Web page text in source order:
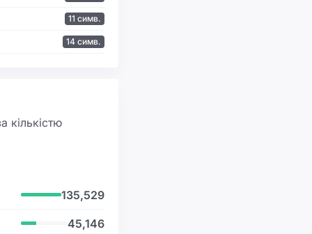
11 симв.
14 симв.
кількістю
135,529
45,146